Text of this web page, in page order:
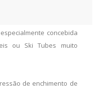
concebida
ou Ski Tubes muito
de enchimento de